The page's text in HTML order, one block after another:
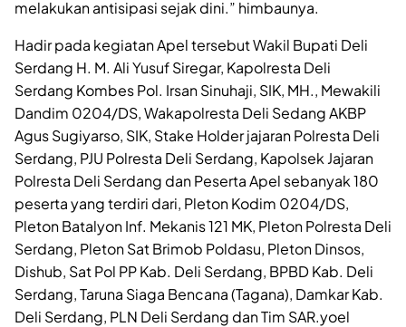
melakukan antisipasi sejak dini.” himbaunya.
Hadir pada kegiatan Apel tersebut Wakil Bupati Deli
Serdang H. M. Ali Yusuf Siregar, Kapolresta Deli
Serdang Kombes Pol. Irsan Sinuhaji, SIK, MH., Mewakili
Dandim 0204/DS, Wakapolresta Deli Sedang AKBP
Agus Sugiyarso, SIK, Stake Holder jajaran Polresta Deli
Serdang, PJU Polresta Deli Serdang, Kapolsek Jajaran
Polresta Deli Serdang dan Peserta Apel sebanyak 180
peserta yang terdiri dari, Pleton Kodim 0204/DS,
Pleton Batalyon Inf. Mekanis 121 MK, Pleton Polresta Deli
Serdang, Pleton Sat Brimob Poldasu, Pleton Dinsos,
Dishub, Sat Pol PP Kab. Deli Serdang, BPBD Kab. Deli
Serdang, Taruna Siaga Bencana (Tagana), Damkar Kab.
Deli Serdang, PLN Deli Serdang dan Tim SAR.yoel